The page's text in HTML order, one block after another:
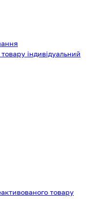
індивідуальний
товару